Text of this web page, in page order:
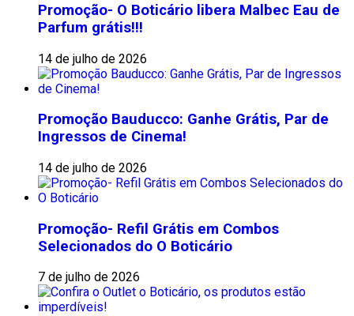
Promoção- O Boticário libera Malbec Eau de
Parfum grátis!!!
14 de julho de 2026
Promoção Bauducco: Ganhe Grátis, Par de
Ingressos de Cinema!
14 de julho de 2026
Promoção- Refil Grátis em Combos
Selecionados do O Boticário
7 de julho de 2026